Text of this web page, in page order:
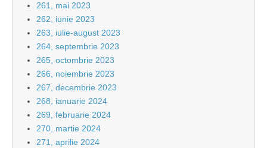
261, mai 2023
262, iunie 2023
263, iulie-august 2023
264, septembrie 2023
265, octombrie 2023
266, noiembrie 2023
267, decembrie 2023
268, ianuarie 2024
269, februarie 2024
270, martie 2024
271, aprilie 2024